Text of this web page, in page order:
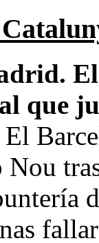
El
que
El
Nou